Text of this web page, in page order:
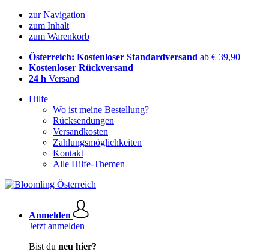
zur Navigation
zum Inhalt
zum Warenkorb
Österreich: Kostenloser Standardversand ab € 39,90
Kostenloser Rückversand
24 h Versand
Hilfe
Wo ist meine Bestellung?
Rücksendungen
Versandkosten
Zahlungsmöglichkeiten
Kontakt
Alle Hilfe-Themen
Anmelden
Jetzt anmelden
Bist du neu hier?